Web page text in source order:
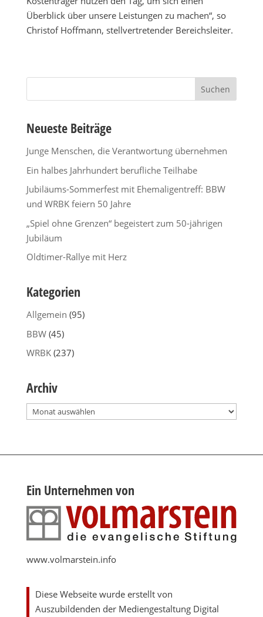
Überblick über unsere Leistungen zu machen“, so
Christof Hoffmann, stellvertretender Bereichsleiter.
Suchen
Neueste Beiträge
Junge Menschen, die Verantwortung übernehmen
Ein halbes Jahrhundert berufliche Teilhabe
Jubiläums-Sommerfest mit Ehemaligentreff: BBW
und WRBK feiern 50 Jahre
„Spiel ohne Grenzen“ begeistert zum 50-jährigen
Jubiläum
Oldtimer-Rallye mit Herz
Kategorien
Allgemein (95)
BBW(45)
WRBK(237)
Archiv
Archiv
Ein Unternehmen von
www.volmarstein.info
Diese Webseite wurde erstellt von
Auszubildenden der Mediengestaltung Digital